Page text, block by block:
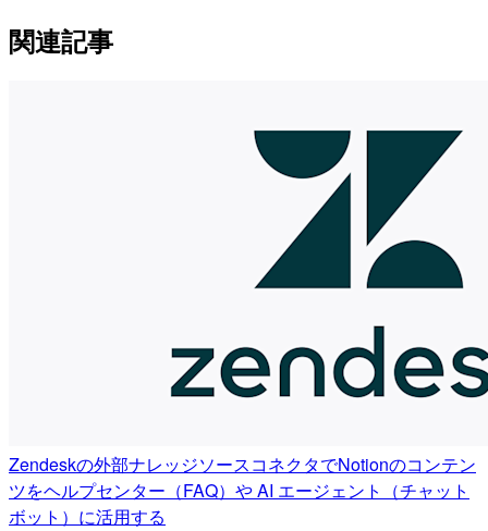
関連記事
Zendeskの外部ナレッジソースコネクタでNotionのコンテン
ツをヘルプセンター（FAQ）や AI エージェント（チャット
ボット）に活用する